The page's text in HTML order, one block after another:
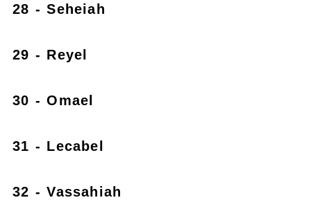
28 - Seheiah
29 - Reyel
30 - Omael
31 - Lecabel
32 - Vassahiah